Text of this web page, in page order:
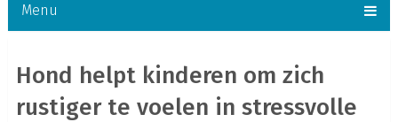
Menu
Hond helpt kinderen om zich
rustiger te voelen in stressvolle